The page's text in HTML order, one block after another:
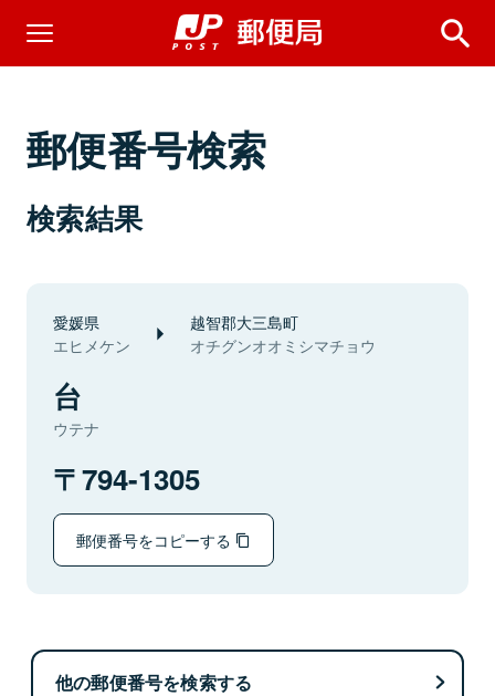
郵便番号検索
検索結果
愛媛県
エヒメケン
越智郡大三島町
オチグンオオミシマチョウ
台
ウテナ
794-1305
郵便番号をコピーする
他の郵便番号を検索する